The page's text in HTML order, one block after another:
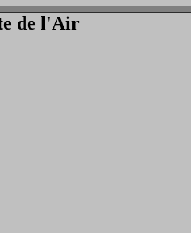
de l'Air